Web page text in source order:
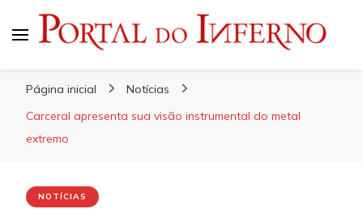
Página inicial
Notícias
Carceral apresenta sua visão instrumental do metal
extremo
NOTÍCIAS